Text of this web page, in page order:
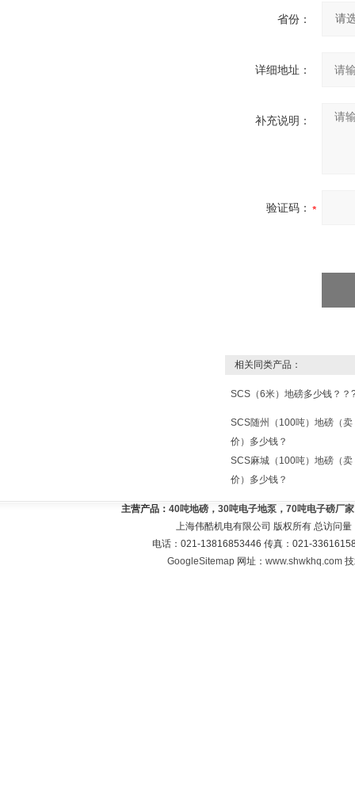
省份：
详细地址：
补充说明：
验证码：
相关同类产品：
SCS（6米）地磅多少钱？？
SCS随州（100吨）地磅（卖
价）多少钱？
SCS麻城（100吨）地磅（卖
价）多少钱？
主营产品： 40吨地磅，30吨电子地泵，70吨电子磅厂
上海伟酷机电有限公司 版权所有 总访问量
电话：021-13816853446 传真：021-
GoogleSitemap 网址：www.shwkhq.com